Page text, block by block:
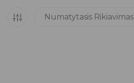
Numatytasis Rikiavimas